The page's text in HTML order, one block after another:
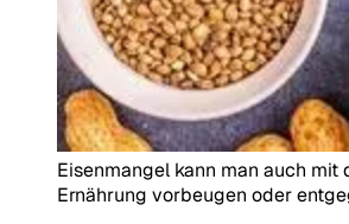
Eisenmangel kann man auch mit
Ernährung vorbeugen oder